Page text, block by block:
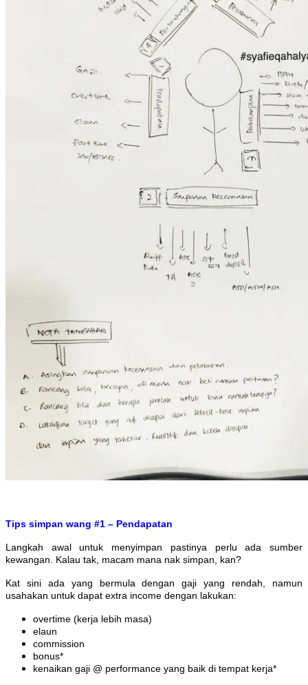
Tips simpan wang #1 – Pendapatan
Langkah awal untuk menyimpan pastinya perlu ada sumber
kewangan. Kalau tak, macam mana nak simpan, kan?
Kat sini ada yang bermula dengan gaji yang rendah, namun
usahakan untuk dapat extra income dengan lakukan:
overtime (kerja lebih masa)
elaun
commission
bonus*
kenaikan gaji @ performance yang baik di tempat kerja*